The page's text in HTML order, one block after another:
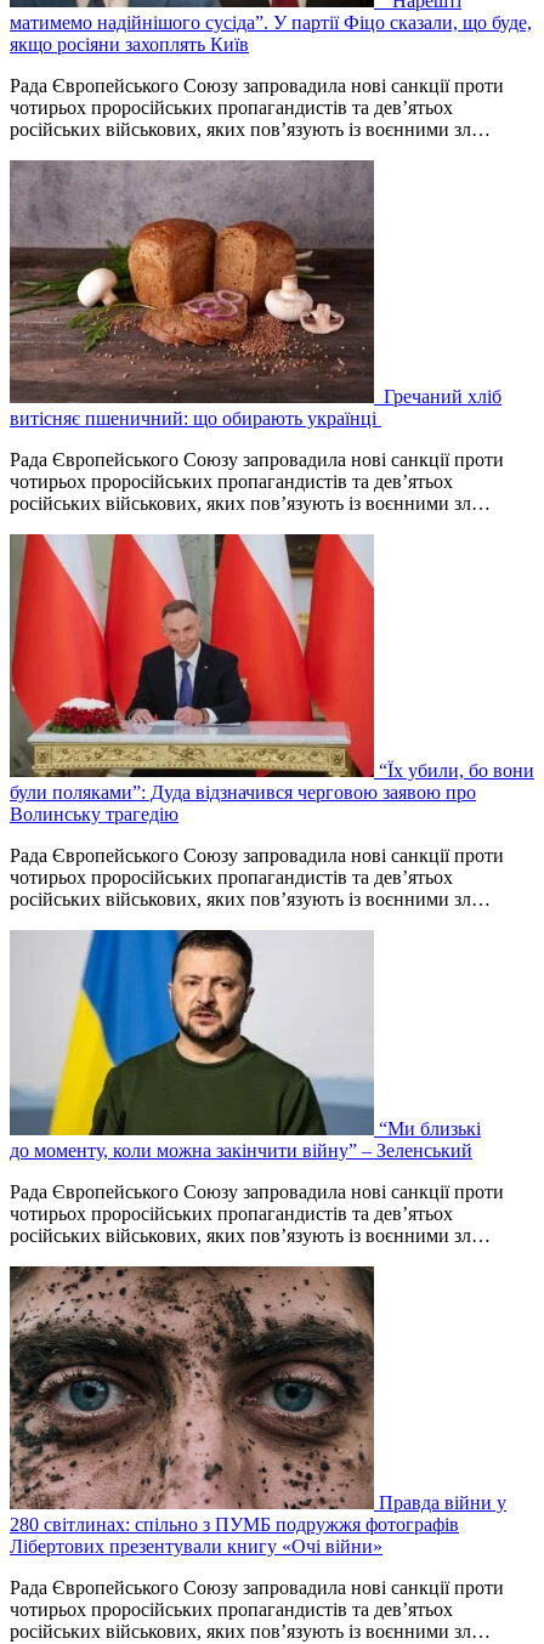
матимемо надійнішого сусіда”. У партії Фіцо сказали, що буде,
якщо росіяни захоплять Київ
Рада Європейського Союзу запровадила нові санкції проти
чотирьох проросійських пропагандистів та дев’ятьох
російських військових, яких пов’язують із воєнними зл…
Гречаний хліб
витісняє пшеничний: що обирають українці
Рада Європейського Союзу запровадила нові санкції проти
чотирьох проросійських пропагандистів та дев’ятьох
російських військових, яких пов’язують із воєнними зл…
“Їх убили, бо вони
були поляками”: Дуда відзначився черговою заявою про
Волинську трагедію
Рада Європейського Союзу запровадила нові санкції проти
чотирьох проросійських пропагандистів та дев’ятьох
російських військових, яких пов’язують із воєнними зл…
“Ми близькі
до моменту, коли можна закінчити війну” – Зеленський
Рада Європейського Союзу запровадила нові санкції проти
чотирьох проросійських пропагандистів та дев’ятьох
російських військових, яких пов’язують із воєнними зл…
Правда війни у
280 світлинах: спільно з ПУМБ подружжя фотографів
Лібертових презентували книгу «Очі війни»
Рада Європейського Союзу запровадила нові санкції проти
чотирьох проросійських пропагандистів та дев’ятьох
російських військових, яких пов’язують із воєнними зл…